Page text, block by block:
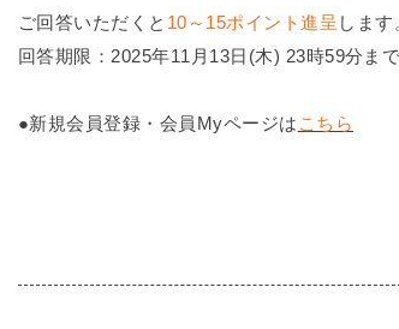
ご回答いただくと 10～15ポイント進呈 します
回答期限：2025年11月13日(木) 23時59分まで
●新規会員登録・会員Myページは こちら